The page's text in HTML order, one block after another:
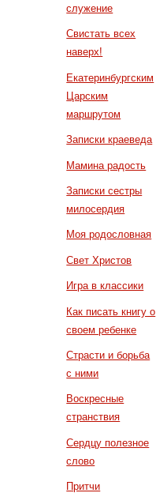
служение
Свистать всех
наверх!
Екатеринбургским
Царским
маршрутом
Записки краеведа
Мамина радость
Записки сестры
милосердия
Моя родословная
Свет Христов
Игра в классики
Как писать книгу о
своем ребенке
Страсти и борьба
с ними
Воскресные
странствия
Сердцу полезное
слово
Притчи